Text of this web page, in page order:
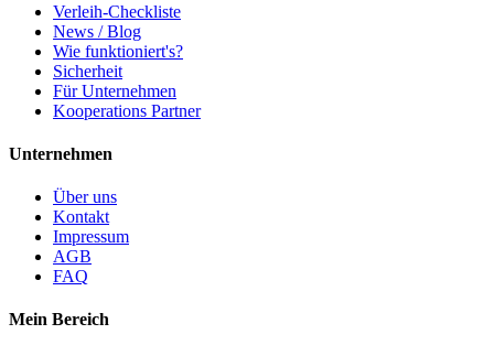
Verleih-Checkliste
News / Blog
Wie funktioniert's?
Sicherheit
Für Unternehmen
Kooperations Partner
Unternehmen
Über uns
Kontakt
Impressum
AGB
FAQ
Mein Bereich